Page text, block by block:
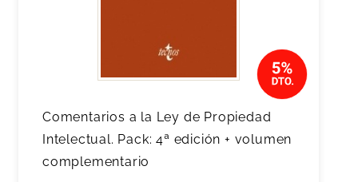
Comentarios a la Ley de Propiedad
Intelectual. Pack: 4ª edición + volumen
complementario